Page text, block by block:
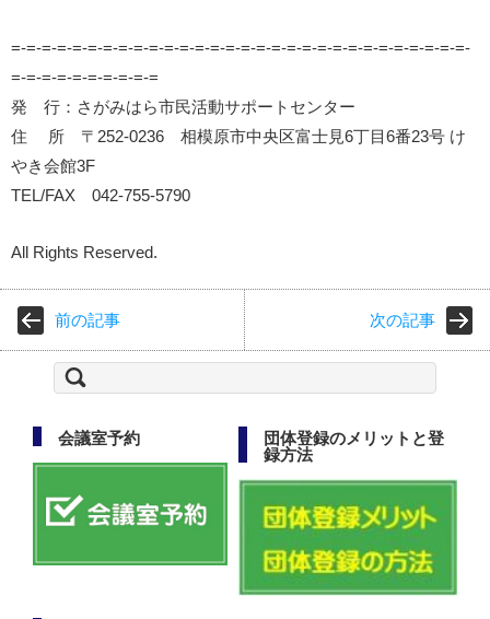
=-=-=-=-=-=-=-=-=-=-=-=-=-=-=-=-=-=-=-=-=-=-=-=-=-=-=-=-=-=-
=-=-=-=-=-=-=-=-=-=
発 行：さがみはら市民活動サポートセンター
住 所 〒252-0236 相模原市中央区富士見6丁目6番23号 け
やき会館3F
TEL/FAX 042-755-5790
All Rights Reserved.
前の記事 次の記事
検
索:
会議室予約
団体登録のメリットと登
録方法